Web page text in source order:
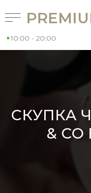
10:00 - 20:00
СКУПКА
&